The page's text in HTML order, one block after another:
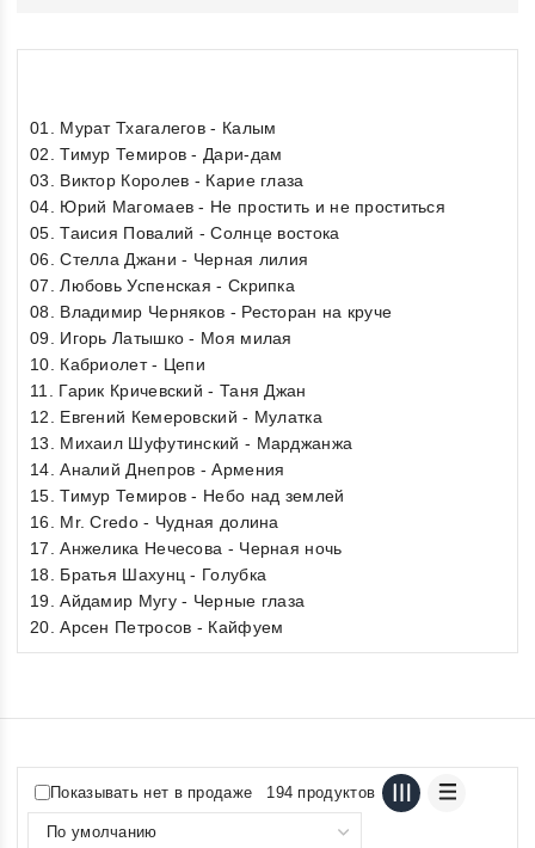
01. Мурат Тхагалегов - Калым
02. Тимур Темиров - Дари-дам
03. Виктор Королев - Карие глаза
04. Юрий Магомаев - Не простить и не проститься
05. Таисия Повалий - Солнце востока
06. Стелла Джани - Черная лилия
07. Любовь Успенская - Скрипка
08. Владимир Черняков - Ресторан на круче
09. Игорь Латышко - Моя милая
10. Кабриолет - Цепи
11. Гарик Кричевский - Таня Джан
12. Евгений Кемеровский - Мулатка
13. Михаил Шуфутинский - Марджанжа
14. Аналий Днепров - Армения
15. Тимур Темиров - Небо над землей
16. Mr. Credo - Чудная долина
17. Анжелика Нечесова - Черная ночь
18. Братья Шахунц - Голубка
19. Айдамир Мугу - Черные глаза
20. Арсен Петросов - Кайфуем
Показывать нет в продаже 194 продуктов